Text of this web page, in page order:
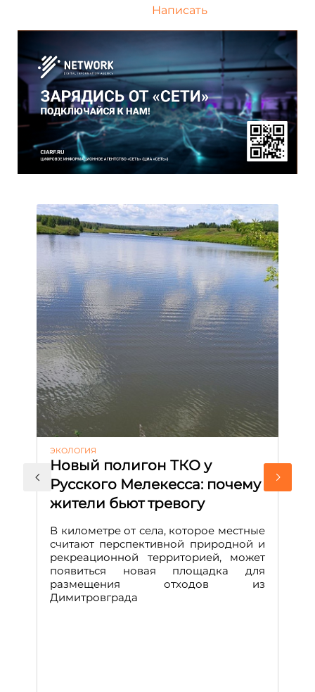
Написать
ЭКОЛОГИЯ
Новый полигон ТКО у
Русского Мелекесса: почему
жители бьют тревогу
В километре от села, которое местные
считают перспективной природной и
рекреационной территорией, может
появиться новая площадка для
размещения отходов из
Димитровграда